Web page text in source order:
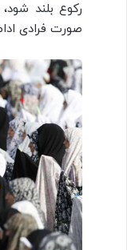
رکوع بلند
صورت فرادی